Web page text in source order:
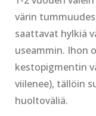
värin
saattavat hylkiä
useammin. Ihon
kestopigmentin
viilenee), tällöin
huoltoväliä.